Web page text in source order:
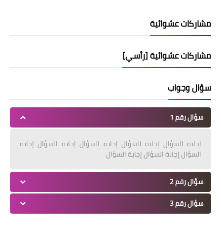
مشاركات عشوائية
مشاركات عشوائية [رأسي]
سؤال وجواب
سؤال رقم 1
إجابة السؤال إجابة السؤال إجابة السؤال إجابة السؤال إجابة
السؤال إجابة السؤال إجابة السؤال
سؤال رقم 2
سؤال رقم 3